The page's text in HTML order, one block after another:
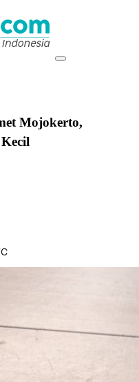
Mojokerto,